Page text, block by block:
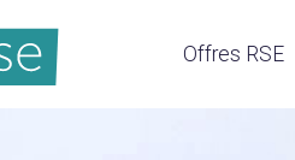
Offres RSE